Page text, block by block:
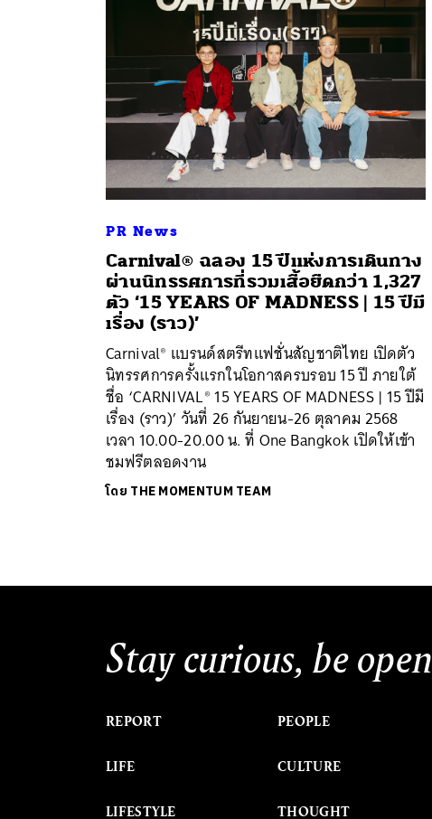
PR News
Carnival® ฉลอง 15 ปีแห่งการเดินทาง
ผ่านนิทรรศการที่รวมเสื้อยืดกว่า 1,327
ตัว ‘15 YEARS OF MADNESS | 15 ปีมี
เรื่อง (ราว)’
Carnival® แบรนด์สตรีทแฟชั่นสัญชาติไทย เปิดตัว
นิทรรศการครั้งแรกในโอกาสครบรอบ 15 ปี ภายใต้
ชื่อ ‘CARNIVAL® 15 YEARS OF MADNESS | 15 ปีมี
เรื่อง (ราว)’ วันที่ 26 กันยายน-26 ตุลาคม 2568
เวลา 10.00-20.00 น. ที่ One Bangkok เปิดให้เข้า
ชมฟรีตลอดงาน
โดย THE MOMENTUM TEAM
Stay curious, be open
REPORT
LIFE
LIFESTYLE
PEOPLE
CULTURE
THOUGHT